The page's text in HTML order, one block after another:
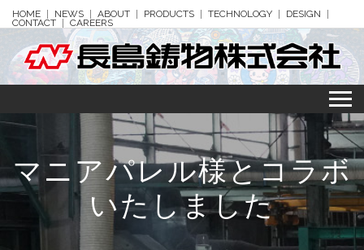
HOME NEWS ABOUT PRODUCTS TECHNOLOGY DESIGN
CONTACT CAREERS
マニアパレル様とコラボ
いたしました